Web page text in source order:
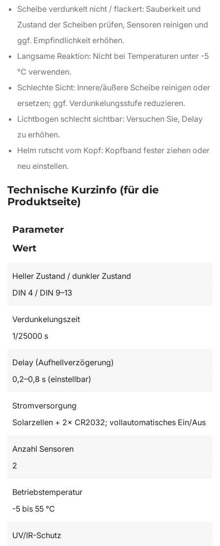
Scheibe verdunkelt nicht / flackert: Sauberkeit und
Zustand der Scheiben prüfen, Sensoren reinigen und
ggf. Empfindlichkeit erhöhen.
Langsame Reaktion: Nicht bei Temperaturen unter -5
°C verwenden.
Schlechte Sicht: Innere/äußere Scheibe reinigen oder
ersetzen; ggf. Verdunkelungsstufe reduzieren.
Lichtbogen schlecht sichtbar: Versuchen Sie, Delay
zu erhöhen.
Helm rutscht vom Kopf: Kopfband fester ziehen oder
neu einstellen.
Technische Kurzinfo (für die
Produktseite)
Parameter
Wert
Heller Zustand / dunkler Zustand
DIN 4 / DIN 9–13
Verdunkelungszeit
1/25000 s
Delay (Aufhellverzögerung)
0,2–0,8 s (einstellbar)
Stromversorgung
Solarzellen + 2× CR2032; vollautomatisches Ein/Aus
Anzahl Sensoren
2
Betriebstemperatur
-5 bis 55 °C
UV/IR-Schutz